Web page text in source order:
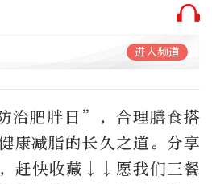
进入频道
治肥胖日”，合理膳食搭
康减脂的长久之道。分享
赶快收藏↓↓愿我们三餐